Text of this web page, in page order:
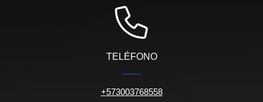
TELÉFONO
+573003768558